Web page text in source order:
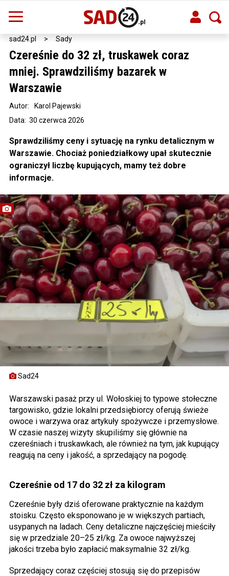
sad24.pl > Sady
Sad24
Czereśnie do 32 zł, truskawek coraz
mniej. Sprawdziliśmy bazarek w
Warszawie
Data: 30 czerwca 2026
Autor: Karol Pajewski
Sprawdziliśmy ceny i sytuację na rynku detalicznym w
Warszawie. Chociaż poniedziałkowy upał skutecznie
ograniczył liczbę kupujących, mamy też dobre
informacje.
Warszawski pasaż przy ul. Wołoskiej to typowe stołeczne
targowisko, gdzie lokalni przedsiębiorcy oferują świeże
owoce i warzywa oraz artykuły spożywcze i przemysłowe.
W czasie naszej wizyty skupiliśmy się głównie na
czereśniach i truskawkach, ale również na tym, jak kupujący
reagują na ceny i jakość, a sprzedający na pogodę.
Czereśnie od 17 do 32 zł za kilogram
Czereśnie były dziś oferowane praktycznie na każdym
stoisku. Często eksponowano je w większych partiach,
usypanych na ladach. Ceny detaliczne najczęściej mieściły
się w przedziale 20–25 zł/kg. Za owoce najwyższej
jakości trzeba było zapłacić maksymalnie 32 zł/kg.
Sprzedający coraz częściej stosują się do przepisów